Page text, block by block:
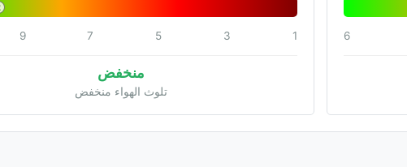
6
1
3
5
7
9
منخفض
تلوث الهواء منخفض